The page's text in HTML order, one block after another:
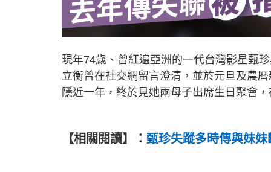
現年74歲、曾紅遍亞洲的一代台灣影星甄
立衡曾在社交網留言澄清，並於元旦及農
隱近一年，終於見她兩母子出席生日聚會
【相關閱讀】： 甄珍失蹤多時傳與妹